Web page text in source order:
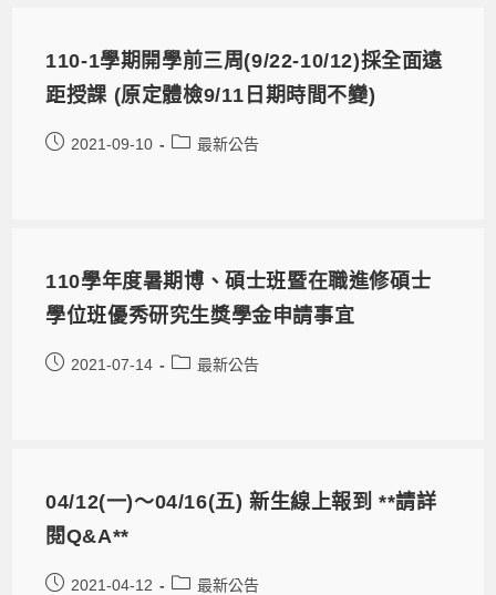
110-1學期開學前三周(9/22-10/12)採全面遠
距授課 (原定體檢9/11日期時間不變)
2021-09-10 最新公告
110學年度暑期博、碩士班暨在職進修碩士
學位班優秀研究生獎學金申請事宜
2021-07-14 最新公告
04/12(一)～04/16(五) 新生線上報到 **請詳
閱Q&A**
2021-04-12 最新公告